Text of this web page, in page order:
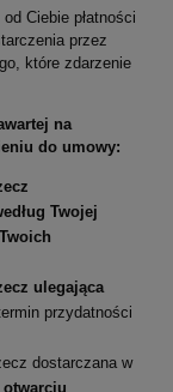
Ciebie płatności
przez
które zdarzenie
na
do umowy:
Twojej
ulegająca
przydatności
dostarczana w
otwarciu